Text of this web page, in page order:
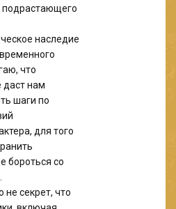
подрастающего
наследие
что
даст нам
шаги по
для того
бороться со
не секрет, что